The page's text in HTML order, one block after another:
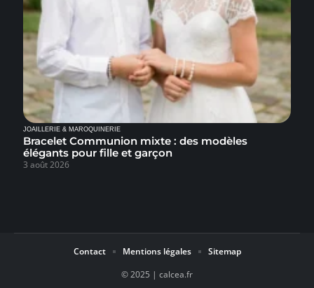
JOAILLERIE & MAROQUINERIE
Bracelet Communion mixte : des modèles
élégants pour fille et garçon
3 août 2026
© 2025 | calcea.fr
Contact Mentions légales Sitemap